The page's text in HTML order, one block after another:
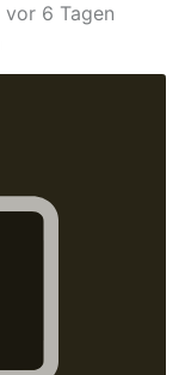
vor 6 Tagen